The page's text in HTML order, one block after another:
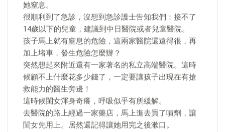
她窒息。
很順利到了急診，沒想到急診護士告知我們：接不了
14歲以下的兒童，建議到中日醫院或者兒童醫院。
孩子馬上就有窒息的危險，這兩家醫院還遠得很，再
加上堵車，發生危險怎麼辦？
突然想起來附近還有一家著名的私立高端醫院。這時
候顧不上什麼花多少錢了，一定要讓孩子出現在有搶
救能力的醫生旁邊！
這時候閨女渾身奇癢，呼吸似乎有所緩解。
去醫院的路上經過一家藥店，馬上進去買了噴劑，讓
閨女先用上。居然還記得讓她用完之後漱口。